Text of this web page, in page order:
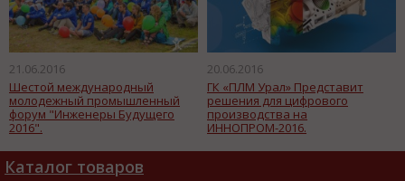
21.06.2016
Шестой международный
молодежный промышленный
форум "Инженеры Будущего
2016".
20.06.2016
ГК «ПЛМ Урал» Представит
решения для цифрового
производства на
ИННОПРОМ-2016.
Каталог товаров